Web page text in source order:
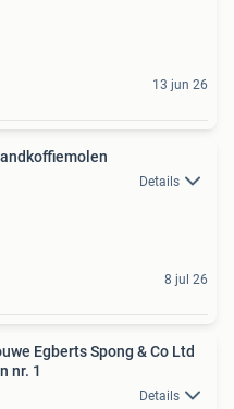
13 jun 26
DE wandkoffiemolen
Details
8 jul 26
Egberts Spong & Co Ltd
nr. 1
Details